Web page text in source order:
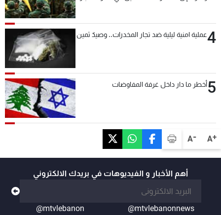
A+
A-
4عملية امنية ليلية ضد تجار المخدرات.. وصيدٌ ثمين
5أخطر ما دار داخل غرفة المفاوضات
أهم الأخبار و الفيديوهات في بريدك الالكتروني
@mtvlebanonnews
@mtvlebanon